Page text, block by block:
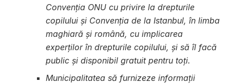
Convenția ONU cu privire la drepturile
copilului și Convenția de la Istanbul, în limba
maghiară și română, cu implicarea
experților în drepturile copilului, și să îl facă
public și disponibil gratuit pentru toți.
Municipalitatea să furnizeze informații